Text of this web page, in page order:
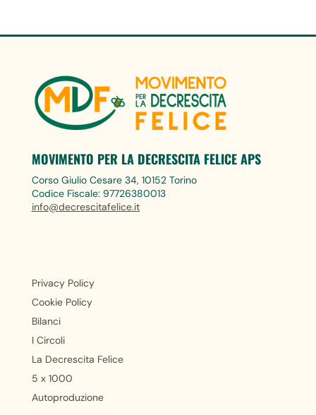
MOVIMENTO PER LA DECRESCITA FELICE APS
Corso Giulio Cesare 34, 10152 Torino
Codice Fiscale: 97726380013
info@decrescitafelice.it
Privacy Policy
Cookie Policy
Bilanci
I Circoli
La Decrescita Felice
5 x 1000
Autoproduzione